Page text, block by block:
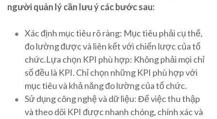
người quản lý cần lưu ý các bước sau:
Xác định mục tiêu rõ ràng: Mục tiêu phải cụ thể,
đo lường được và liên kết với chiến lược của tổ
chức.Lựa chọn KPI phù hợp: Không phải mọi chỉ
số đều là KPI. Chỉ chọn những KPI phù hợp với
mục tiêu và khả năng đo lường của tổ chức.
Sử dụng công nghệ và dữ liệu: Để việc thu thập
và theo dõi KPI được nhanh chóng, chính xác và